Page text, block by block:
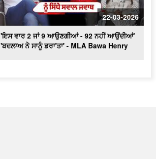
22-03-2026
'ਇਸ ਵਾਰ 2 ਜਾਂ 9 ਆਉਣਗੀਆਂ - 92 ਨਹੀਂ ਆਉਂਦੀਆਂ'
'ਬਦਲਾਅ ਨੇ ਸਾਨੂੰ ਡਰਾ'ਤਾ' - MLA Bawa Henry